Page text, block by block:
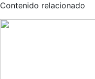
Contenido relacionado